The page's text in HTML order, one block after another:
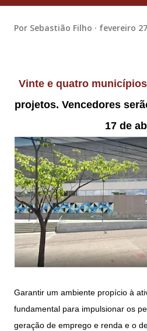
Por Sebastião Filho fevereiro
Vinte e quatro municípios concorrem com 30
projetos. Vencedores
17 de
Garantir um ambiente propício à
fundamental para impulsionar os
geração de emprego e renda e o